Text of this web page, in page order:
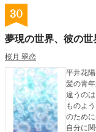
30
夢現の世界、彼の世
桜月 翠恋
平井花
髪の青年が
違うのは口元
ものように
のために今日